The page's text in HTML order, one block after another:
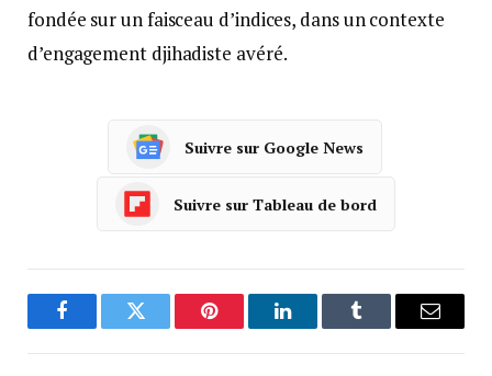
fondée sur un faisceau d’indices, dans un contexte
d’engagement djihadiste avéré.
Suivre sur Google News
Suivre sur Tableau de bord
FacebookTwitter Pinterest LinkedInTumblr